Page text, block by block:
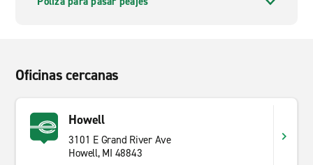
Oficinas cercanas
Howell
3101 E Grand River Ave
Howell, MI 48843